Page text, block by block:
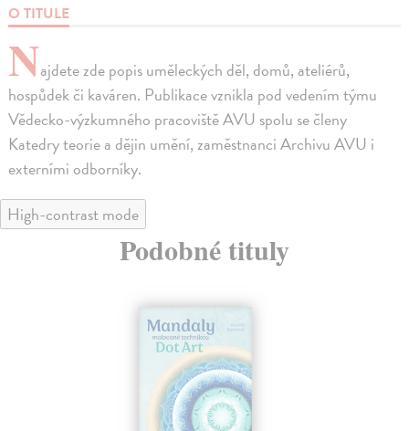
O TITULE
Najdete zde popis uměleckých děl, domů, ateliérů,
hospůdek či kaváren. Publikace vznikla pod vedením týmu
Vědecko-výzkumného pracoviště AVU spolu se členy
Katedry teorie a dějin umění, zaměstnanci Archivu AVU i
externími odborníky.
High-contrast mode
Podobné tituly